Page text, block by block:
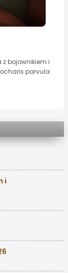
bojownikiem i
parvula.
i